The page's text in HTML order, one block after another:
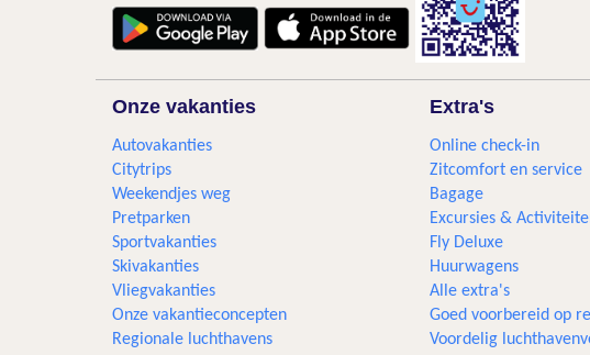
Onze vakanties
Autovakanties
Citytrips
Weekendjes weg
Pretparken
Sportvakanties
Skivakanties
Vliegvakanties
Onze vakantieconcepten
Regionale luchthavens
Extra's
Online check-in
Zitcomfort en service
Bagage
Excursies &
Fly Deluxe
Huurwagens
Alle extra's
Goed voorbereid op
Voordelig